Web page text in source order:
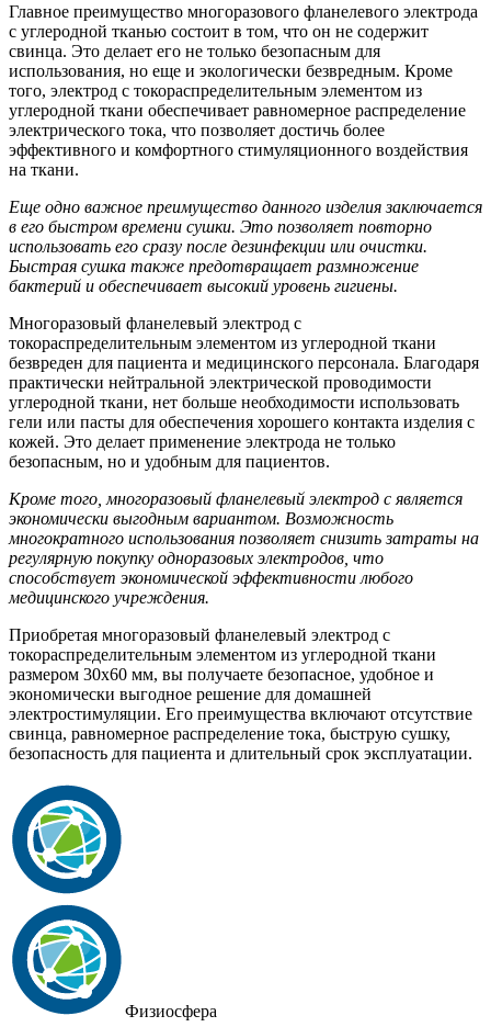
Главное преимущество многоразового фланелевого электрода
с углеродной тканью состоит в том, что он не содержит
свинца. Это делает его не только безопасным для
использования, но еще и экологически безвредным. Кроме
того, электрод с токораспределительным элементом из
углеродной ткани обеспечивает равномерное распределение
электрического тока, что позволяет достичь более
эффективного и комфортного стимуляционного воздействия
на ткани.
Еще одно важное преимущество данного изделия заключается
в его быстром времени сушки. Это позволяет повторно
использовать его сразу после дезинфекции или очистки.
Быстрая сушка также предотвращает размножение
бактерий и обеспечивает высокий уровень гигиены.
Многоразовый фланелевый электрод с
токораспределительным элементом из углеродной ткани
безвреден для пациента и медицинского персонала. Благодаря
практически нейтральной электрической проводимости
углеродной ткани, нет больше необходимости использовать
гели или пасты для обеспечения хорошего контакта изделия с
кожей. Это делает применение электрода не только
безопасным, но и удобным для пациентов.
Кроме того, многоразовый фланелевый электрод с является
экономически выгодным вариантом. Возможность
многократного использования позволяет снизить затраты на
регулярную покупку одноразовых электродов, что
способствует экономической эффективности любого
медицинского учреждения.
Приобретая многоразовый фланелевый электрод с
токораспределительным элементом из углеродной ткани
размером 30x60 мм, вы получаете безопасное, удобное и
экономически выгодное решение для домашней
электростимуляции. Его преимущества включают отсутствие
свинца, равномерное распределение тока, быструю сушку,
безопасность для пациента и длительный срок эксплуатации.
Физиосфера